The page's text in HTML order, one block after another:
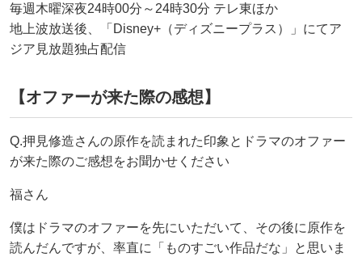
毎週木曜深夜24時00分～24時30分 テレ東ほか
地上波放送後、「Disney+（ディズニープラス）」にてア
ジア見放題独占配信
【オファーが来た際の感想】
Q.押見修造さんの原作を読まれた印象とドラマのオファー
が来た際のご感想をお聞かせください
福さん
僕はドラマのオファーを先にいただいて、その後に原作を
読んだんですが、率直に「ものすごい作品だな」と思いま